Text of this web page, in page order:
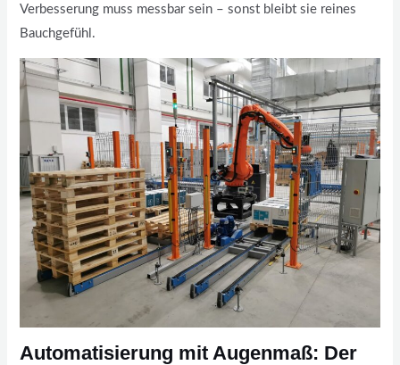
Verbesserung muss messbar sein – sonst bleibt sie reines
Bauchgefühl.
Automatisierung mit Augenmaß: Der